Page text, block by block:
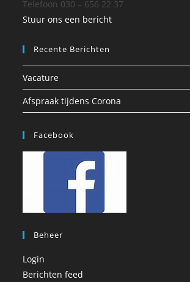
Telefoon 030 – 656 22 37
Stuur ons een bericht
Recente Berichten
Vacature
Afspraak tijdens Corona
Facebook
Beheer
Login
Berichten feed